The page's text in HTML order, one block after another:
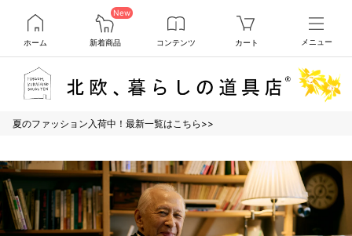
ホーム
New
新着商品 コンテンツ カート メニュー
夏のファッション入荷中！最新一覧はこちら>>